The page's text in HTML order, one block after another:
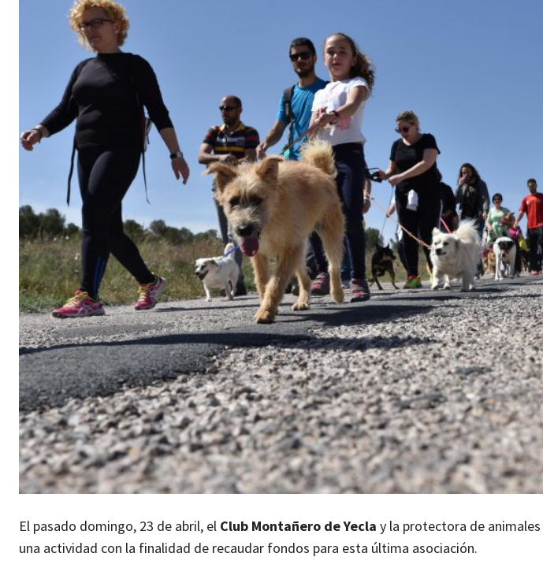
El pasado domingo, 23 de abril, el Club Montañero de Yecla y la protectora de animales
una actividad con la finalidad de recaudar fondos para esta última asociación.